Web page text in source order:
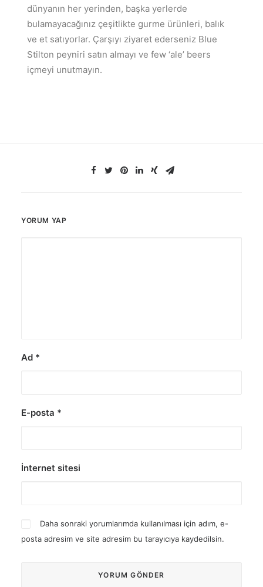
dünyanın her yerinden, başka yerlerde
bulamayacağınız çeşitlikte gurme ürünleri, balık
ve et satıyorlar. Çarşıyı ziyaret ederseniz Blue
Stilton peyniri satın almayı ve few ‘ale’ beers
içmeyi unutmayın.
YORUM YAP
Ad *
E-posta *
İnternet sitesi
Daha sonraki yorumlarımda kullanılması için adım, e-
posta adresim ve site adresim bu tarayıcıya kaydedilsin.